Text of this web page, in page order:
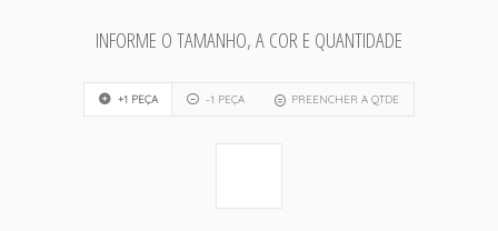
INFORME O TAMANHO, A COR E QUANTIDADE
+1 PEÇA -1 PEÇA PREENCHER A QTDE